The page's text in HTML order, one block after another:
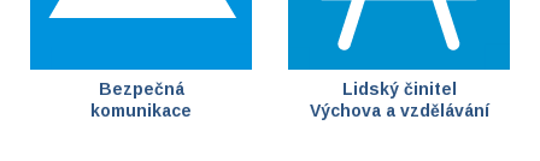
Bezpečná
komunikace
Lidský činitel
Výchova a vzdělávání